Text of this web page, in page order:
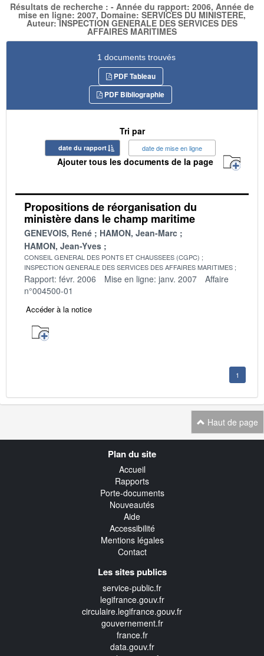
Résultats de recherche : - Année du rapport: 2006, Année de
mise en ligne: 2007, Domaine: SERVICES DU MINISTERE,
Auteur: INSPECTION GENERALE DES SERVICES DES
AFFAIRES MARITIMES
1 documents trouvés
PDF Tableau
PDF Bibliographie
Tri par
date du rapport date de mise en ligne
Ajouter tous les documents de la page
Propositions de réorganisation du
ministère dans le champ maritime
GENEVOIS, René
HAMON, Jean-Marc
HAMON, Jean-Yves
CONSEIL GENERAL DES PONTS ET CHAUSSEES (CGPC)
INSPECTION GENERALE DES SERVICES DES AFFAIRES MARITIMES
Rapport: févr. 2006 Mise en ligne: janv. 2007
Affaire
n°004500-01
Accéder à la notice
1
Haut de page
Plan du site
Accueil
Rapports
Porte-documents
Nouveautés
Aide
Accessibilité
Mentions légales
Contact
Les sites publics
service-public.fr
legifrance.gouv.fr
circulaire.legifrance.gouv.fr
gouvernement.fr
france.fr
data.gouv.fr